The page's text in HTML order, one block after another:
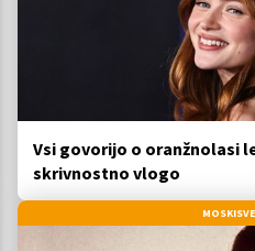
Vsi govorijo o oranžnolasi
skrivnostno vlogo